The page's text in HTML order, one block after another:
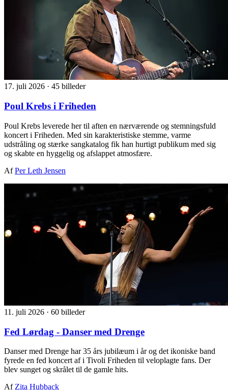
17. juli 2026 · 45 billeder
Poul Krebs i Friheden
Poul Krebs leverede her til aften en nærværende og stemningsfuld
koncert i Friheden. Med sin karakteristiske stemme, varme
udstråling og stærke sangkatalog fik han hurtigt publikum med sig
og skabte en hyggelig og afslappet atmosfære.
AfPer Leth Jensen
11. juli 2026 · 60 billeder
Fed Lørdag - Danser med Drenge
Danser med Drenge har 35 års jubilæum i år og det ikoniske band
fyrede en fed koncert af i Tivoli Friheden til veloplagte fans. Der
blev sunget og skrålet til de gamle hits.
Af Zita Hubback